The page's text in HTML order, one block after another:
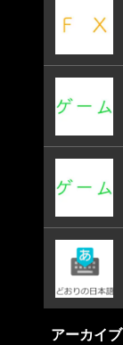
アーカイブ